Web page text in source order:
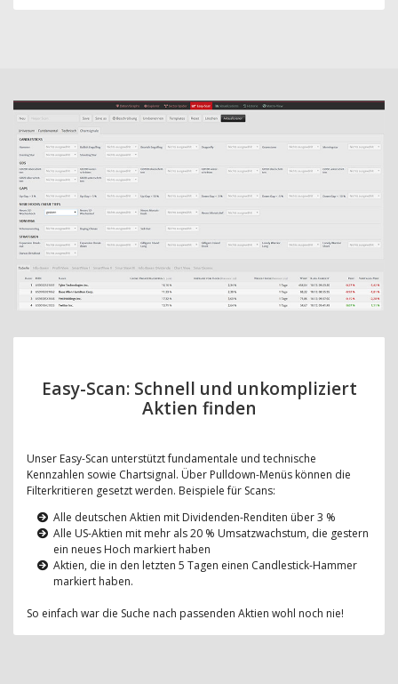
Easy-Scan: Schnell und unkompliziert
Aktien finden
Unser Easy-Scan unterstützt fundamentale und technische
Kennzahlen sowie Chartsignal. Über Pulldown-Menüs können die
Filterkritieren gesetzt werden. Beispiele für Scans:
Alle deutschen Aktien mit Dividenden-Renditen über 3 %
Alle US-Aktien mit mehr als 20 % Umsatzwachstum, die gestern
ein neues Hoch markiert haben
Aktien, die in den letzten 5 Tagen einen Candlestick-Hammer
markiert haben.
So einfach war die Suche nach passenden Aktien wohl noch nie!